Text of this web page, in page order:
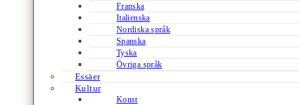
Franska
Italienska
Nordiska språk
Spanska
Tyska
Övriga språk
Essäer
Kultur
Konst